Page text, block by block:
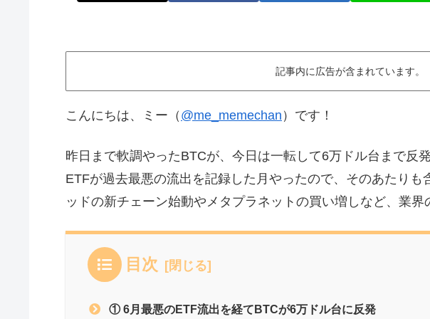
記事内に広告が含まれています。
こんにちは、ミー（ @me_memechan ）です！
昨日まで軟調やったBTCが、今日は一転して6万ドル台まで反
ETFが過去最悪の流出を記録した月やったので、そのあたりも
ッドの新チェーン始動やメタプラネットの買い増しなど、業界
目次
① 6月最悪のETF流出を経てBTCが6万ドル台に反発